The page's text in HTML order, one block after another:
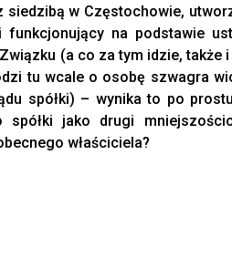
siedzibą w Częstochowie,
na podstawie
(a co za tym idzie, także
tu wcale o osobę szwagra
spółki) – wynika to po
spółki jako drugi
właściciela?